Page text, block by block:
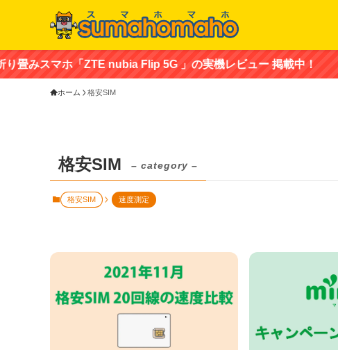
スマホ「ZTE nubia Flip 5G 」の実機レビュー 掲載中！
ホーム 格安SIM
格安SIM – category –
格安SIM 速度測定